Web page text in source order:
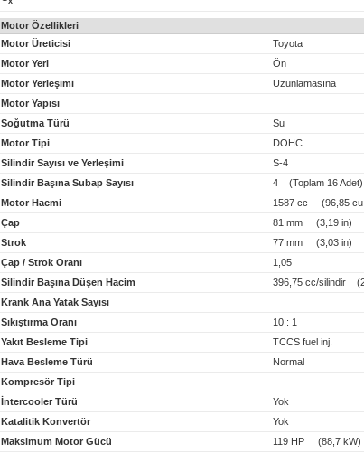
Motor Özellikleri
Motor Üreticisi
Toyota
Motor Yeri
Ön
Motor Yerleşimi
Uzunlamasına
Motor Yapısı
Soğutma Türü
Su
Motor Tipi
DOHC
Silindir Sayısı ve Yerleşimi
S-4
Silindir Başına Subap Sayısı
4 (Toplam 16 Adet)
Motor Hacmi
1587 cc (96,85 cu
Çap
81 mm (3,19 in)
Strok
77 mm (3,03 in)
Çap / Strok Oranı
1,05
Silindir Başına Düşen Hacim
396,75 cc/silindir
Krank Ana Yatak Sayısı
Sıkıştırma Oranı
10 : 1
Yakıt Besleme Tipi
TCCS fuel inj.
Hava Besleme Türü
Normal
Kompresör Tipi
-
İntercooler Türü
Yok
Katalitik Konvertör
Yok
Maksimum Motor Gücü
119 HP (88,7 kW)